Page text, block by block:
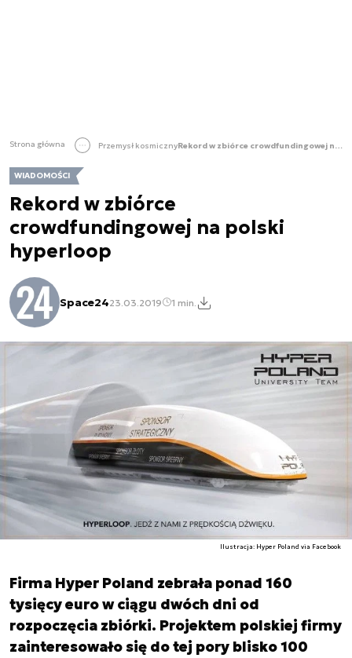
Strona główna Przemysł kosmiczny Rekord w zbiórce crowdfundingowej na polski hyperloop
WIADOMOŚCI
Rekord w zbiórce
crowdfundingowej na polski
hyperloop
Space2423.03.2019 1 min.
Ilustracja: Hyper Poland via Facebook
Firma Hyper Poland zebrała ponad 160
tysięcy euro w ciągu dwóch dni od
rozpoczęcia zbiórki. Projektem polskiej firmy
zainteresowało się do tej pory blisko 100